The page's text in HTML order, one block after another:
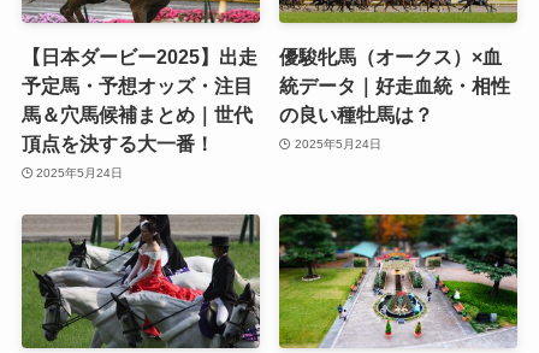
【日本ダービー2025】出走
予定馬・予想オッズ・注目
馬＆穴馬候補まとめ｜世代
頂点を決する大一番！
2025年5月24日
優駿牝馬（オークス）×血
統データ｜好走血統・相性
の良い種牡馬は？
2025年5月24日